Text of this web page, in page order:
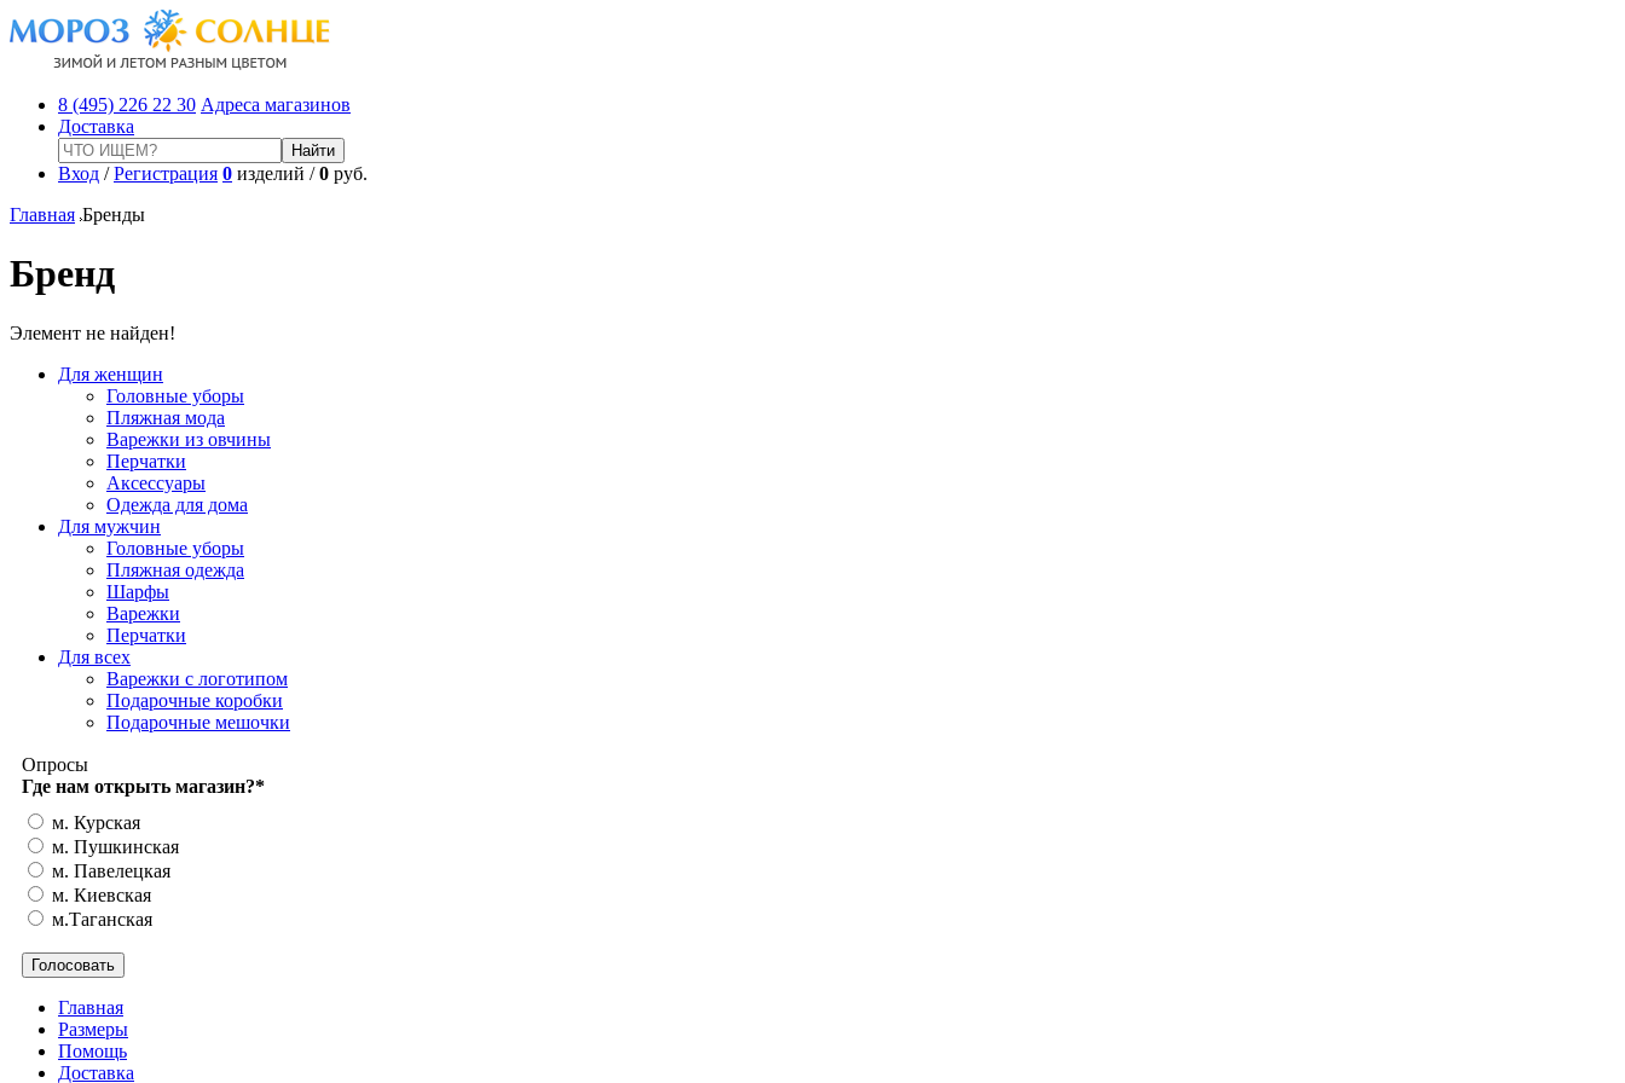
8 (495) 226 22 30 Адреса магазинов
Доставка
Вход /Регистрация 0 изделий /0 руб.
Главная Бренды
Бренд
Элемент не найден!
Для женщин
Головные уборы
Пляжная мода
Варежки из овчины
Перчатки
Аксессуары
Одежда для дома
Для мужчин
Головные уборы
Пляжная одежда
Шарфы
Варежки
Перчатки
Для всех
Варежки с логотипом
Подарочные коробки
Подарочные мешочки
Опросы
Где нам открыть магазин?*
м. Курская
м. Пушкинская
м. Павелецкая
м. Киевская
м.Таганская
Главная
Размеры
Помощь
Доставка